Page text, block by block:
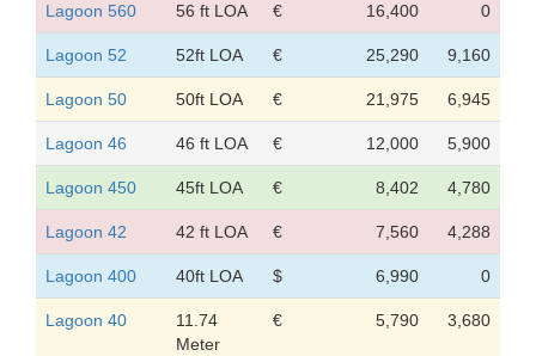
Lagoon 560 56 ft LOA € 16,400 0
Lagoon 52 52ft LOA € 25,290 9,160
Lagoon 50 50ft LOA € 21,975 6,945
Lagoon 46 46 ft LOA € 12,000 5,900
Lagoon 450 45ft LOA € 8,402 4,780
Lagoon 42 42 ft LOA € 7,560 4,288
Lagoon 400 40ft LOA $ 6,990 0
Lagoon 40
11.74
Meter
€ 5,790 3,680